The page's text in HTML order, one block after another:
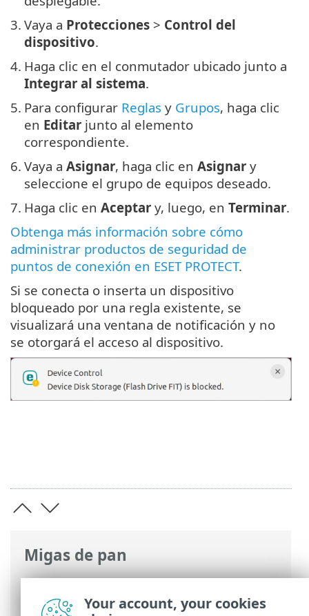
Migas de pan
Ayuda en línea de ESET>ESET Endpoint
Antivirus for Linux>Configuración>
3. Vaya a Protecciones > Control del
dispositivo.
4. Haga clic en el conmutador ubicado junto a
Integrar al sistema.
5. Para configurar Reglas y Grupos, haga clic
en Editar junto al elemento
correspondiente.
6. Vaya a Asignar, haga clic en Asignar y
seleccione el grupo de equipos deseado.
7. Haga clic en Aceptar y, luego, en Terminar.
Obtenga más información sobre cómo
administrar productos de seguridad de
puntos de conexión en ESET PROTECT.
Si se conecta o inserta un dispositivo
bloqueado por una regla existente, se
visualizará una ventana de notificación y no
se otorgará el acceso al dispositivo.
Your account, your cookies